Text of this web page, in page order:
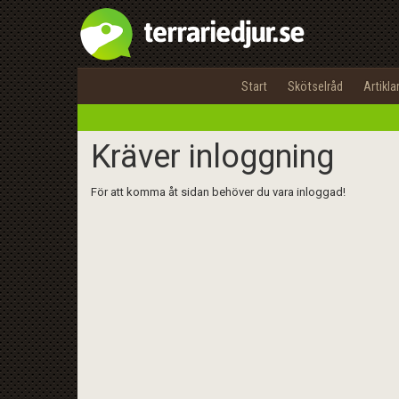
Start Skötselråd Artiklar
Kräver inloggning
För att komma åt sidan behöver du vara inloggad!